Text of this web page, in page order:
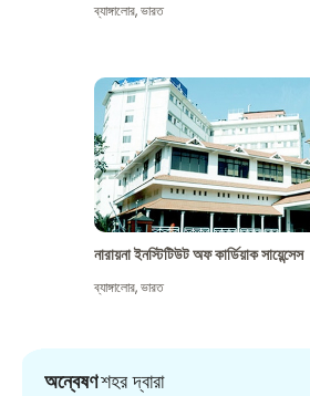
ব্যাঙ্গালোর,ভারত
নারায়না ইনস্টিটিউট অফ কার্ডিয়াক সায়েন্সেস
ব্যাঙ্গালোর,ভারত
অন্বেষণশহর দ্বারা